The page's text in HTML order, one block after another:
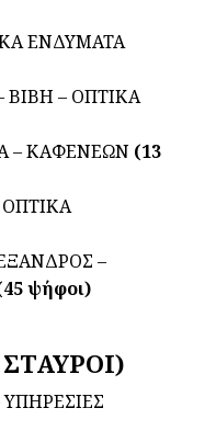
ΕΝΔΥΜΑΤΑ
– ΟΠΤΙΚΑ
– ΚΑΦΕΝΕΩΝ (13
–
ψήφοι)
ΥΠΗΡΕΣΙΕΣ